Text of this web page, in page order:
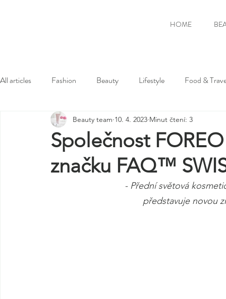
HOME
All articles Fashion Beauty Lifestyle Food &
Společnost
značku FAQ™
Beauty team 10. 4. 2023 Minut čtení: 3
- Přední světová
představuje novou